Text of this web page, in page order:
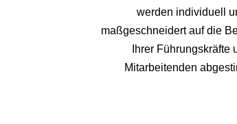
werden individuell
maßgeschneidert auf die
Ihrer Führungskräfte
Mitarbeitenden